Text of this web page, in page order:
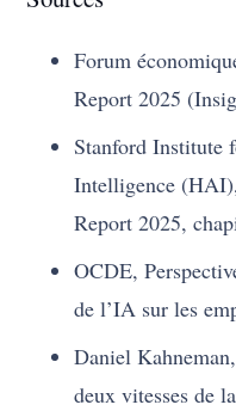
Forum
Report 2025
Stanford Institute
Intelligence
Report 2025,
OCDE,
de l’IA sur les
Daniel
deux vitesses de